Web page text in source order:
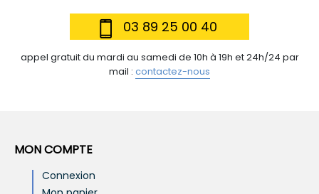
03 89 25 00 40
appel gratuit du mardi au samedi de 10h à 19h et 24h/24 par
mail : contactez-nous
MON COMPTE
Connexion